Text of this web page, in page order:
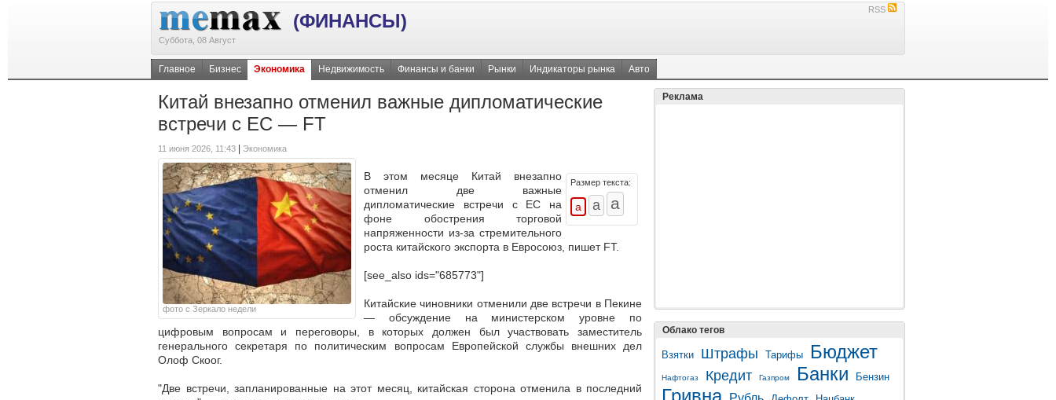
(ФИНАНСЫ)
Суббота, 08 Август
RSS
Главное Бизнес Экономика Недвижимость Финансы и банки Рынки Индикаторы рынка Авто
Китай внезапно отменил важные дипломатические
встречи с ЕС — FT
11 июня 2026, 11:43 Экономика
фото с Зеркало недели
Размер текста:
В этом месяце Китай внезапно
отменил две важные
дипломатические встречи с ЕС на
фоне обострения торговой
напряженности из-за стремительного
роста китайского экспорта в Евросоюз, пишет FT.
[see_also ids="685773"]
Китайские чиновники отменили две встречи в Пекине
— обсуждение на министерском уровне по
цифровым вопросам и переговоры, в которых должен был участвовать заместитель
генерального секретаря по политическим вопросам Европейской службы внешних дел
Олоф Скоог.
"Две встречи, запланированные на этот месяц, китайская сторона отменила в последний
Реклама
Облако тегов
Взятки Штрафы Тарифы Бюджет
Нафтогаз Кредит Газпром Банки Бензин
Гривна